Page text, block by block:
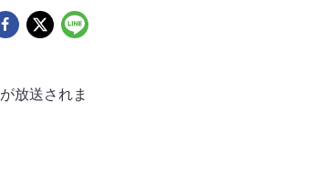
放送されま